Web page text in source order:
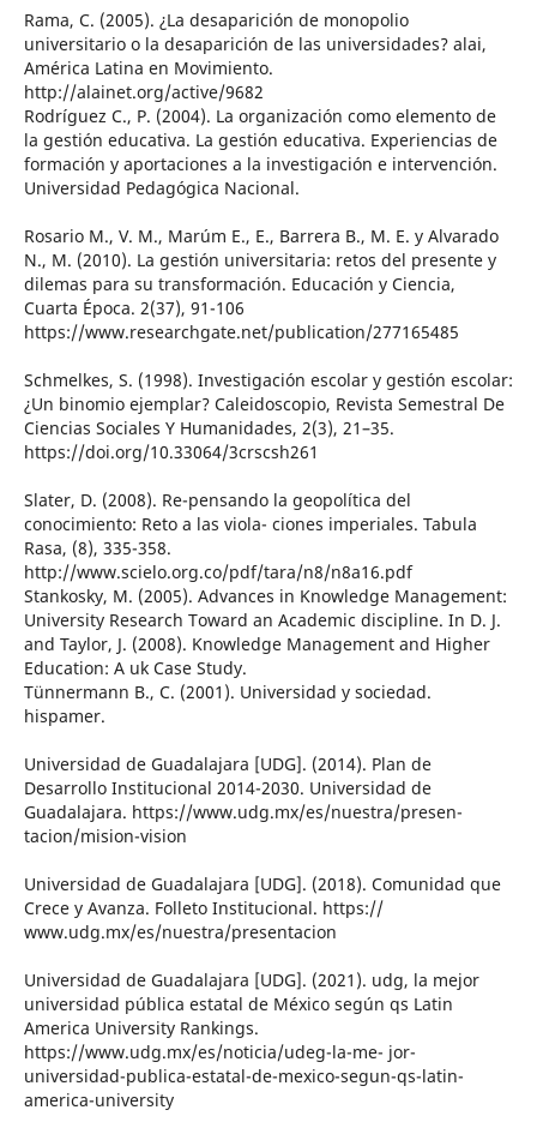
Rama, C. (2005). ¿La desaparición de monopolio
universitario o la desaparición de las universidades? alai,
América Latina en Movimiento.
http://alainet.org/active/9682
Rodríguez C., P. (2004). La organización como elemento de
la gestión educativa. La gestión educativa. Experiencias de
formación y aportaciones a la investigación e intervención.
Universidad Pedagógica Nacional.
Rosario M., V. M., Marúm E., E., Barrera B., M. E. y Alvarado
N., M. (2010). La gestión universitaria: retos del presente y
dilemas para su transformación. Educación y Ciencia,
Cuarta Época. 2(37), 91-106
https://www.researchgate.net/publication/277165485
Schmelkes, S. (1998). Investigación escolar y gestión escolar:
¿Un binomio ejemplar? Caleidoscopio, Revista Semestral De
Ciencias Sociales Y Humanidades, 2(3), 21–35.
https://doi.org/10.33064/3crscsh261
Slater, D. (2008). Re-pensando la geopolítica del
conocimiento: Reto a las viola- ciones imperiales. Tabula
Rasa, (8), 335-358.
http://www.scielo.org.co/pdf/tara/n8/n8a16.pdf
Stankosky, M. (2005). Advances in Knowledge Management:
University Research Toward an Academic discipline. In D. J.
and Taylor, J. (2008). Knowledge Management and Higher
Education: A uk Case Study.
Tünnermann B., C. (2001). Universidad y sociedad.
hispamer.
Universidad de Guadalajara [UDG]. (2014). Plan de
Desarrollo Institucional 2014-2030. Universidad de
Guadalajara. https://www.udg.mx/es/nuestra/presen-
tacion/mision-vision
Universidad de Guadalajara [UDG]. (2018). Comunidad que
Crece y Avanza. Folleto Institucional. https://
www.udg.mx/es/nuestra/presentacion
Universidad de Guadalajara [UDG]. (2021). udg, la mejor
universidad pública estatal de México según qs Latin
America University Rankings.
https://www.udg.mx/es/noticia/udeg-la-me- jor-
universidad-publica-estatal-de-mexico-segun-qs-latin-
america-university